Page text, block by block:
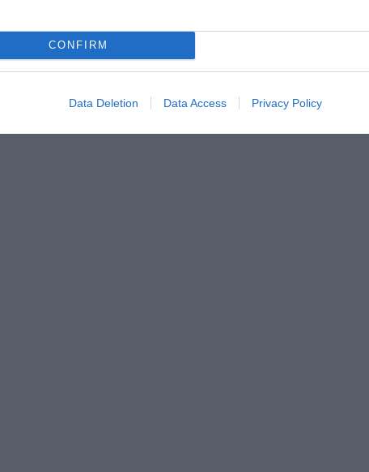
CONFIRM
Data Deletion Data Access Privacy Policy
αυτόν τον πλοηγό για την επόμενη φορά που θα σχολιάσω.